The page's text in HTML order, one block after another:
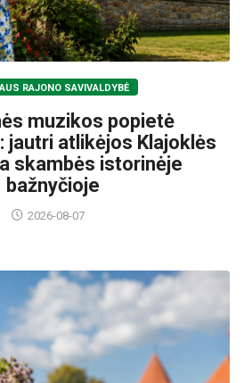
RAJONO SAVIVALDYBĖ
muzikos popietė
jautri atlikėjos Klajoklės
skambės istorinėje
bažnyčioje
2026-08-07